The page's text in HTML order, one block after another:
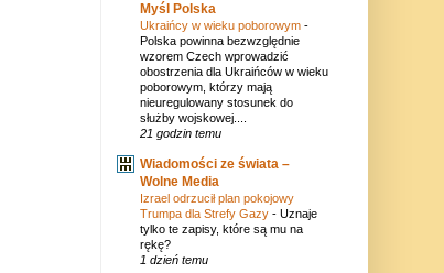
Myśl Polska
Ukraińcy w wieku poborowym -
Polska powinna bezwzględnie
wzorem Czech wprowadzić
obostrzenia dla Ukraińców w wieku
poborowym, którzy mają
nieuregulowany stosunek do
służby wojskowej....
21 godzin temu
Wiadomości ze świata –
Wolne Media
Izrael odrzucił plan pokojowy
Trumpa dla Strefy Gazy - Uznaje
tylko te zapisy, które są mu na
rękę?
1 dzień temu